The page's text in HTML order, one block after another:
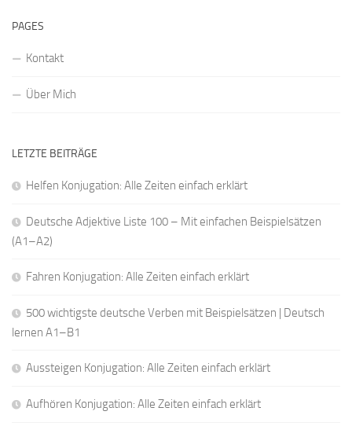
PAGES
Kontakt
Über Mich
LETZTE BEITRÄGE
Helfen Konjugation: Alle Zeiten einfach erklärt
Deutsche Adjektive Liste 100 – Mit einfachen Beispielsätzen
(A1–A2)
Fahren Konjugation: Alle Zeiten einfach erklärt
500 wichtigste deutsche Verben mit Beispielsätzen | Deutsch
lernen A1–B1
Aussteigen Konjugation: Alle Zeiten einfach erklärt
Aufhören Konjugation: Alle Zeiten einfach erklärt